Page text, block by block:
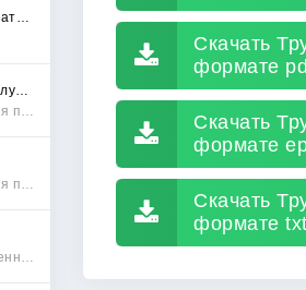
Скачать
формате
Скачать
формате
Скачать
формате txt